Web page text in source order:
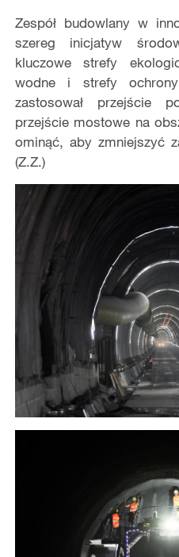
Zespół budowlany w
szereg inicjatyw
kluczowe strefy
wodne i strefy
zastosował przejście
przejście mostowe na
ominąć, aby zmniejszyć
(Z.Z.)